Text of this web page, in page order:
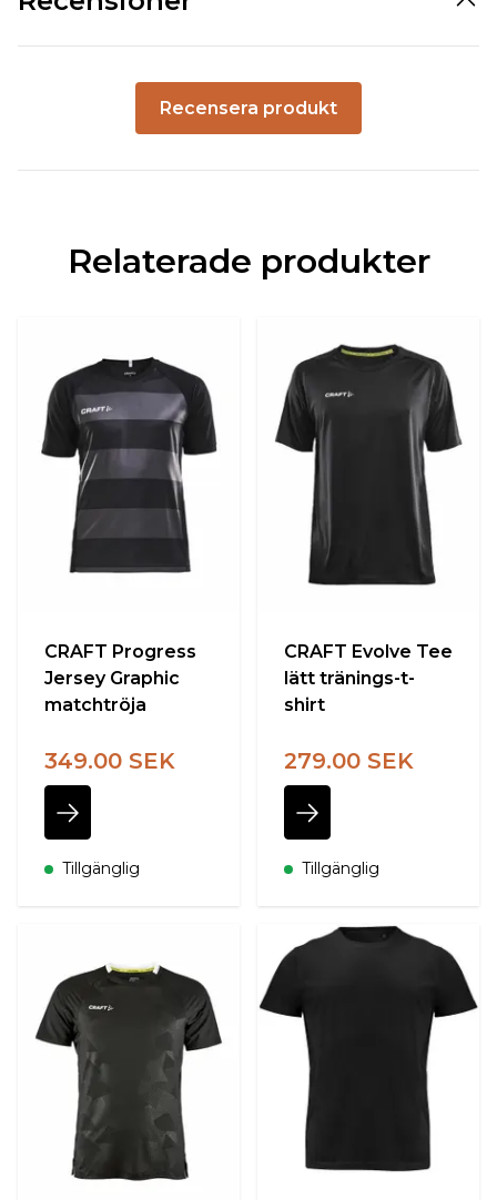
Recensera produkt
Relaterade produkter
CRAFT Progress
Jersey Graphic
matchtröja
349.00 SEK
Tillgänglig
CRAFT Evolve Tee
lätt tränings-t-
shirt
279.00 SEK
Tillgänglig